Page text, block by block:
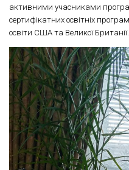
активними учасниками
сертифікатних освітніх
освіти США та Великої Британії.